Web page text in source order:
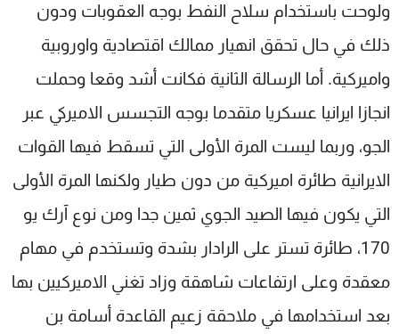
ولوحت باستخدام سلاح النفط بوجه العقوبات ودون
ذلك في حال تحقق انهيار ممالك اقتصادية واوروبية
واميركية. أما الرسالة الثانية فكانت أشد وقعا وحملت
انجازا ايرانيا عسكريا متقدما بوجه التجسس الاميركي عبر
الجو، وربما ليست المرة الأولى التي تسقط فيها القوات
الايرانية طائرة اميركية من دون طيار ولكنها المرة الأولى
التي يكون فيها الصيد الجوي ثمين جدا ومن نوع آرك يو
170، طائرة تستر على الرادار بشدة وتستخدم في مهام
معقدة وعلى ارتفاعات شاهقة وزاد تغني الاميركيين بها
بعد استخدامها في ملاحقة زعيم القاعدة أسامة بن